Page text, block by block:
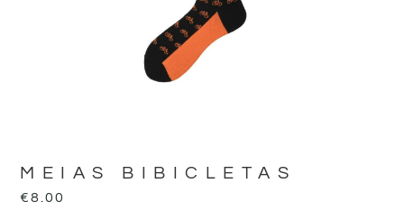
MEIAS BIBICLETAS
€8.00